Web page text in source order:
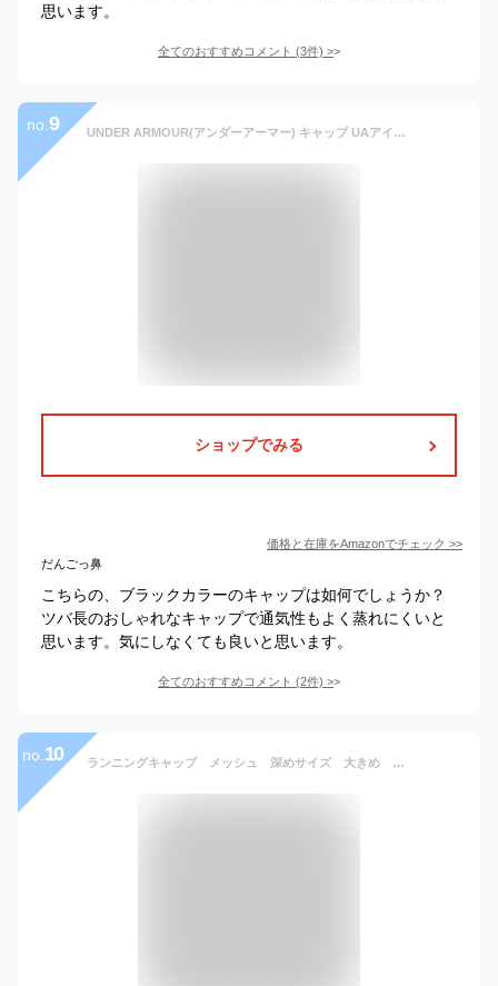
思います。
全てのおすすめコメント (3件) >
no. 9 UNDER ARMOUR(アンダーアーマー) キャップ UAアイソチル ローンチ アジャスタブル キャップ 1383477 ブラックブラックリフレクティブ ONESIZE
ショップでみる
価格と在庫をAmazonでチェック >>
だんごっ鼻
こちらの、ブラックカラーのキャップは如何でしょうか？
ツバ長のおしゃれなキャップで通気性もよく蒸れにくいと
思います。気にしなくても良いと思います。
全てのおすすめコメント (2件) >
no. 10 ランニングキャップ メッシュ 深めサイズ 大きめ 飛ばない 撥水生地 UPF50 UVカット ジョギング 日よけ 帽子 速乾 通気性 スポーツキャップ レディース キャップ メンズ キャップ